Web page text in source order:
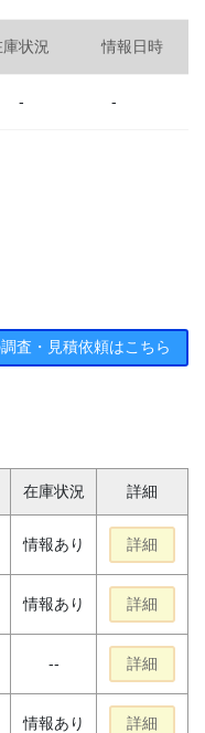
状況 情報日時
- -
査・見積依頼はこちら
在庫状況 詳細
情報あり 詳細
情報あり 詳細
-- 詳細
情報あり 詳細